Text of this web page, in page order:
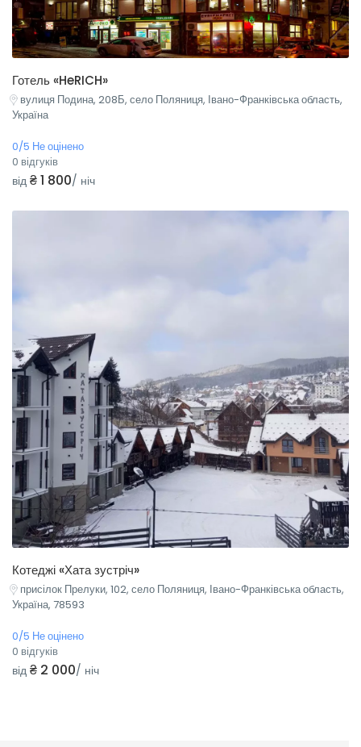
Готель «HeRICH»
вулиця Подина, 208Б, село Поляниця, Івано-Франківська область,
Україна
0/5 Не оцінено
0 відгуків
від ₴ 1 800/ ніч
Котеджі «Хата зустріч»
присілок Прелуки, 102, село Поляниця, Івано-Франківська область,
Україна, 78593
0/5 Не оцінено
0 відгуків
від ₴ 2 000/ ніч